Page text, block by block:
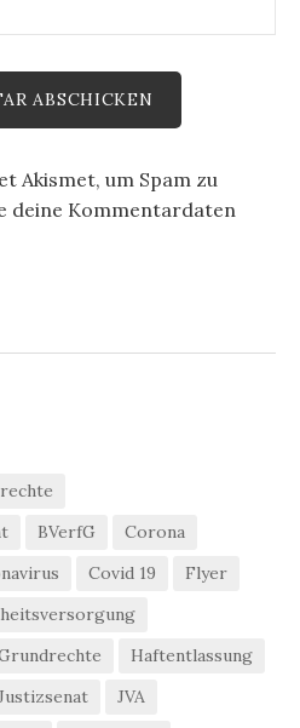
Akismet, um Spam zu
deine Kommentardaten
BVerfG
Corona
Covid 19
Flyer
Haftentlassung
JVA